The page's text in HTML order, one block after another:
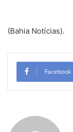
(Bahia Notícias).
Facebook